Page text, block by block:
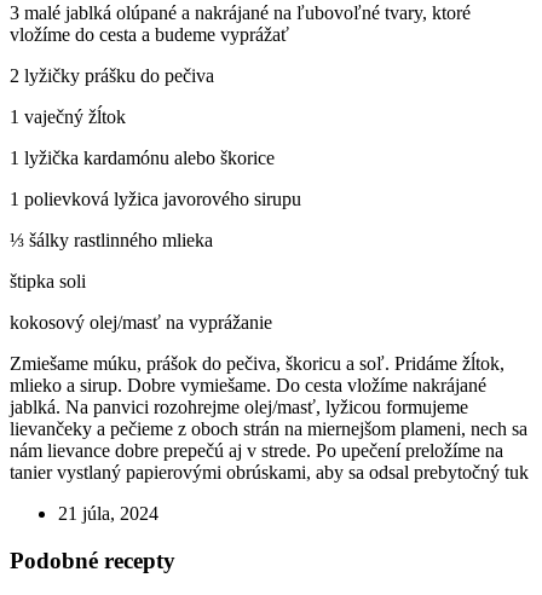
3 malé jablká olúpané a nakrájané na ľubovoľné tvary, ktoré
vložíme do cesta a budeme vyprážať
2 lyžičky prášku do pečiva
1 vaječný žĺtok
1 lyžička kardamónu alebo škorice
1 polievková lyžica javorového sirupu
⅓ šálky rastlinného mlieka
štipka soli
kokosový olej/masť na vyprážanie
Zmiešame múku, prášok do pečiva, škoricu a soľ. Pridáme žĺtok,
mlieko a sirup. Dobre vymiešame. Do cesta vložíme nakrájané
jablká. Na panvici rozohrejme olej/masť, lyžicou formujeme
lievančeky a pečieme z oboch strán na miernejšom plameni, nech sa
nám lievance dobre prepečú aj v strede. Po upečení preložíme na
tanier vystlaný papierovými obrúskami, aby sa odsal prebytočný tuk
21 júla, 2024
Podobné recepty